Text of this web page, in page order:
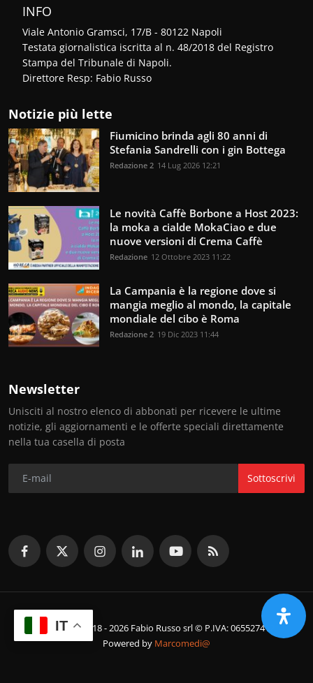
INFO
Viale Antonio Gramsci, 17/B - 80122 Napoli
Testata giornalistica iscritta al n. 48/2018 del Registro
Stampa del Tribunale di Napoli.
Direttore Resp: Fabio Russo
Notizie più lette
Fiumicino brinda agli 80 anni di
Stefania Sandrelli con i gin Bottega
Redazione 2 14 Lug 2026 12:21
Le novità Caffè Borbone a Host 2023:
la moka a cialde MokaCiao e due
nuove versioni di Crema Caffè
Redazione 12 Ottobre 2023 11:22
La Campania è la regione dove si
mangia meglio al mondo, la capitale
mondiale del cibo è Roma
Redazione 2 19 Dic 2023 11:44
Newsletter
Unisciti al nostro elenco di abbonati per ricevere le ultime
notizie, gli aggiornamenti e le offerte speciali direttamente
nella tua casella di posta
Sottoscrivi
© Copyright 2018 - 2026 Fabio Russo srl © P.IVA: 06552741214
Powered by Marcomedi@
IT